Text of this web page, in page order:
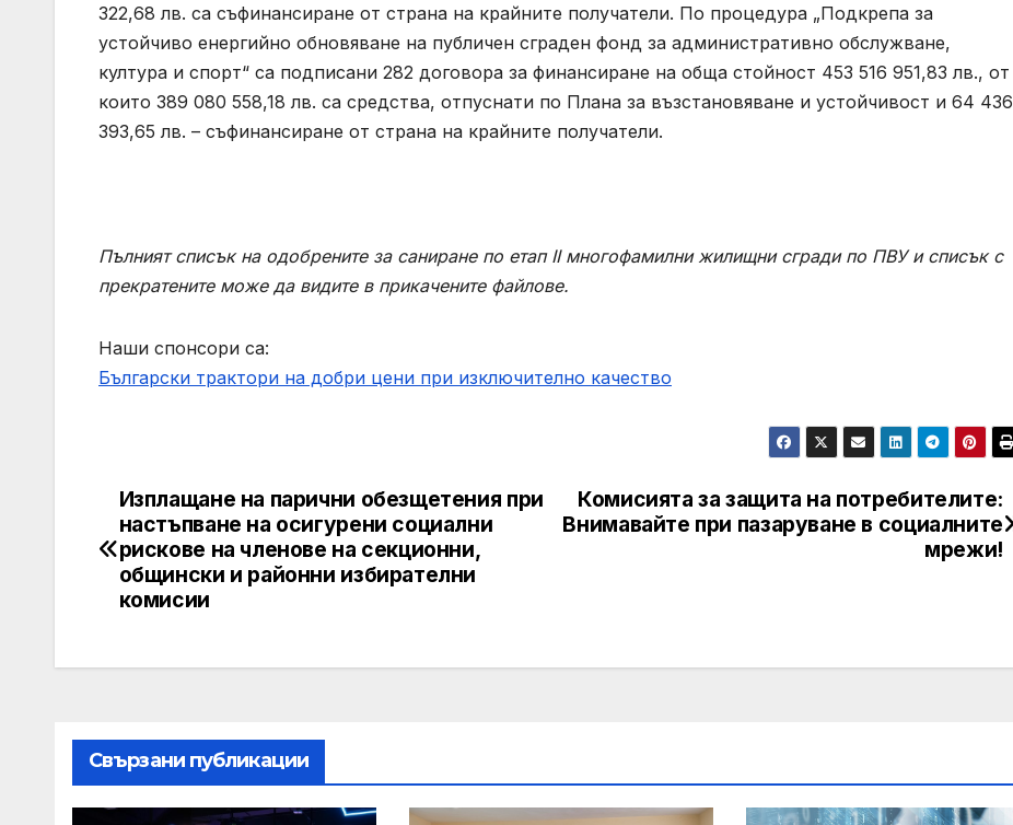
322,68 лв. са съфинансиране от страна на крайните получатели. По процедура „Подкрепа за
устойчиво енергийно обновяване на публичен сграден фонд за административно обслужване,
култура и спорт“ са подписани 282 договора за финансиране на обща стойност 453 516 951,83 лв., от
които 389 080 558,18 лв. са средства, отпуснати по Плана за възстановяване и устойчивост и 64 436
393,65 лв. – съфинансиране от страна на крайните получатели.
Пълниятсписък на одобрените за саниране по етап II многофамилни жилищни сгради по ПВУисписък с
прекратенитеможе да видите в прикачените файлове.
Наши спонсори са:
Български трактори на добри цени при изключително качество
Post
navigation
Комисията за защита на потребителите:
Внимавайте при пазаруване в социалните
мрежи!
Изплащане на парични обезщетения при
настъпване на осигурени социални
рискове на членове на секционни,
общински и районни избирателни
комисии
Свързани публикации